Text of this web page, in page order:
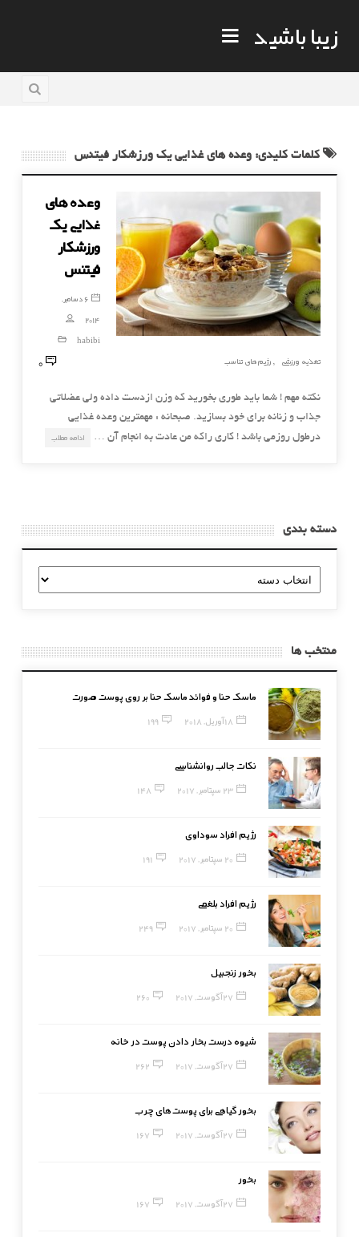
زیبا باشید
کلمات کلیدی: وعده های غذایی یک ورزشکار فیتنس
وعده های
غذایی یک
ورزشکار
فیتنس
6 دسامبر,
2014
habibi
تغذیه ورزشی
, رژیم های تناسب 0
نکته مهم ! شما باید طوری بخورید که وزن ازدست داده ولی عضلاتی
جذاب و زنانه برای خود بسازید. صبحانه : مهمترین وعده غذایی
درطول روزمی باشد ! کاری راکه من عادت به انجام آن …
ادامه مطلب
دسته بندی
دسته
بندی
منتخب ها
ماسک حنا و فوائد ماسک حنا بر روی پوست صورت
18 آوریل, 2018 199
نکات جالب روانشناسی
23 سپتامبر, 2017 148
رژیم افراد سوداوی
20 سپتامبر, 2017 191
رژیم افراد بلغمی
20 سپتامبر, 2017 249
بخور زنجبیل
27 آگوست, 2017 260
شیوه درست بخار دادن پوست در خانه
27 آگوست, 2017 262
بخور گیاهی برای پوست‌های چرب
27 آگوست, 2017 167
بخور
27 آگوست, 2017 167